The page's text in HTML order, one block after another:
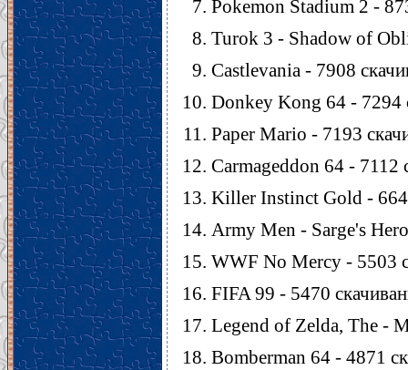
Pokemon Stadium 2 -
Turok 3 - Shadow of
Castlevania - 7908
Donkey Kong 64 - 7294
Paper Mario - 7193
Carmageddon 64 - 7112
Killer Instinct Gold -
Army Men - Sarge's
WWF No Mercy - 5503
FIFA 99 - 5470
Legend of Zelda, The -
Bomberman 64 - 4871